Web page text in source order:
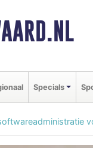
Specials